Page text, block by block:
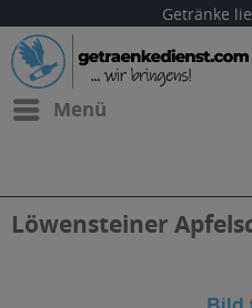
Getränke
Menü
Löwensteiner